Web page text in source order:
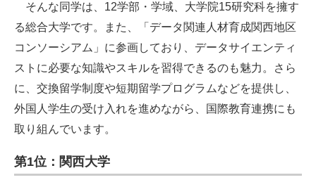
そんな同学は、12学部・学域、大学院15研究科を擁す
る総合大学です。また、「データ関連人材育成関西地区
コンソーシアム」に参画しており、データサイエンティ
ストに必要な知識やスキルを習得できるのも魅力。さら
に、交換留学制度や短期留学プログラムなどを提供し、
外国人学生の受け入れを進めながら、国際教育連携にも
取り組んでいます。
第1位：関西大学